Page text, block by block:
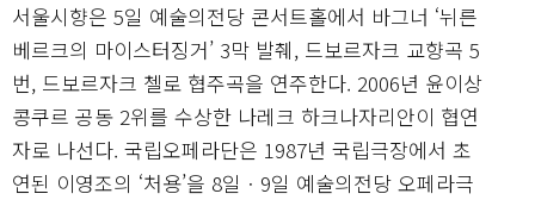
서울시향은 5일 예술의전당 콘서트홀에서 바그너 ‘뉘른
베르크의 마이스터징거’ 3막 발췌, 드보르자크 교향곡 5
번, 드보르자크 첼로 협주곡을 연주한다. 2006년 윤이상
콩쿠르 공동 2위를 수상한 나레크 하크나자리안이 협연
자로 나선다. 국립오페라단은 1987년 국립극장에서 초
연된 이영조의 ‘처용’을 8일ㆍ9일 예술의전당 오페라극